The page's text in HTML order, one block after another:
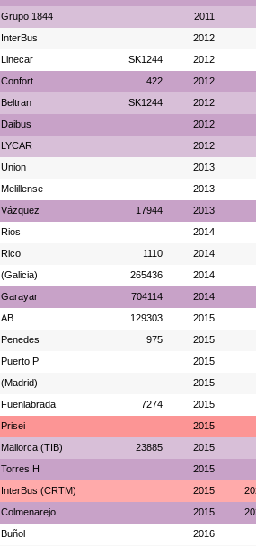
Grupo 1844 2011
InterBus 2012
Linecar SK1244 2012
Confort 422 2012
Beltran SK1244 2012
Daibus 2012
LYCAR 2012
Union 2013
Melillense 2013
Vázquez 17944 2013
Rios 2014
Rico 1110 2014
(Galicia) 265436 2014
Garayar 704114 2014
AB 129303 2015
Penedes 975 2015
Puerto P 2015
(Madrid) 2015
Fuenlabrada 7274 2015
Prisei 2015
Mallorca (TIB) 23885 2015
Torres H 2015
InterBus (CRTM) 2015
Colmenarejo 2015
Buñol 2016